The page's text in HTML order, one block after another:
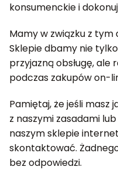
konsumenckie i
Mamy w związku z
Sklepie dbamy nie
przyjazną obsługę, ale
podczas zakupów on-
Pamiętaj, że jeśli masz
z naszymi zasadami
naszym sklepie
skontaktować.
bez odpowiedzi.